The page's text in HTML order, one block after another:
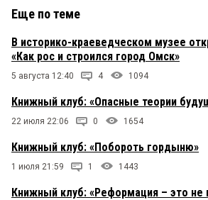
Еще по теме
В историко-краеведческом музее
«Как рос и строился город Омск»
5 августа 12:40 4 1094
Книжный клуб: «Опасные теории
22 июля 22:06 0 1654
Книжный клуб: «Побороть гордыню»
1 июля 21:59 1 1443
Книжный клуб: «Реформация – это не